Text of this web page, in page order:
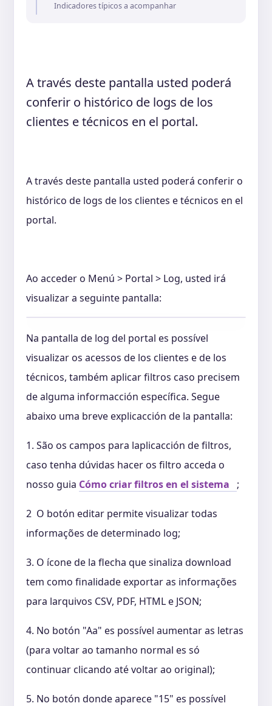
A través deste pantalla usted poderá
conferir o histórico de logs de los
clientes e técnicos en el portal.
A través deste pantalla usted poderá conferir o
histórico de logs de los clientes e técnicos en el
portal.
Ao acceder o Menú > Portal > Log, usted irá
visualizar a seguinte pantalla:
Na pantalla de log del portal es possível
visualizar os acessos de los clientes e de los
técnicos, também aplicar filtros caso precisem
de alguma informacción específica. Segue
abaixo uma breve explicacción de la pantalla:
1. São os campos para laplicacción de filtros,
caso tenha dúvidas hacer os filtro acceda o
nosso guia Cómo criar filtros en el sistema ;
2 O botón editar permite visualizar todas
informações de determinado log;
3. O ícone de la flecha que sinaliza download
tem como finalidade exportar as informações
para larquivos CSV, PDF, HTML e JSON;
4. No botón "Aa" es possível aumentar as letras
(para voltar ao tamanho normal es só
continuar clicando até voltar ao original);
5. No botón donde aparece "15" es possível
Indicadores típicos a acompanhar